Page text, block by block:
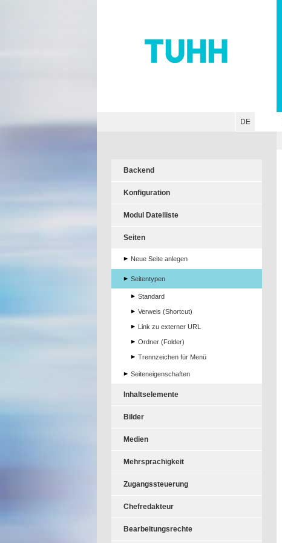
DE
Backend
Konfiguration
Modul Dateiliste
Seiten
Neue Seite anlegen
Seitentypen
Standard
Verweis (Shortcut)
Link zu externer URL
Ordner (Folder)
Trennzeichen für Menü
Seiteneigenschaften
Inhaltselemente
Bilder
Medien
Mehrsprachigkeit
Zugangssteuerung
Chefredakteur
Bearbeitungsrechte